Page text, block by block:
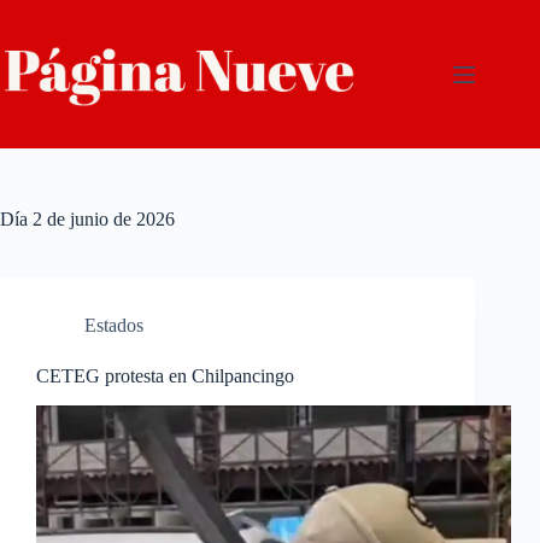
contenido
Día 2 de junio de 2026
Estados
CETEG protesta en Chilpancingo